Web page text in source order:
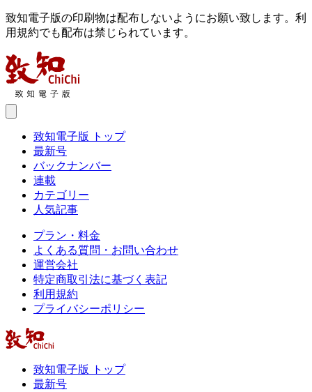
致知電子版の印刷物は配布しないようにお願い致します。利
用規約でも配布は禁じられています。
致知電子版 トップ
最新号
バックナンバー
連載
カテゴリー
人気記事
プラン・料金
よくある質問・お問い合わせ
運営会社
特定商取引法に基づく表記
利用規約
プライバシーポリシー
致知電子版 トップ
最新号